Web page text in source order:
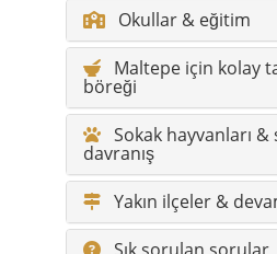
Okullar & eğitim
Maltepe için kolay
böreği
Sokak hayvanları
davranış
Yakın ilçeler &
Sık sorulan sorular